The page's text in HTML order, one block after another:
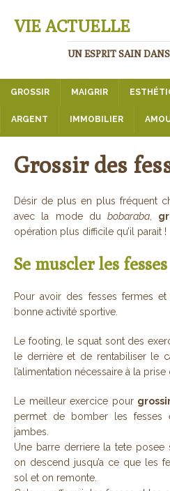
VIE ACTUELLE
UN ESPRIT SAIN
GROSSIR MAIGRIR
ARGENT IMMOBILIER
Grossir des
Désir de plus en plus fréquent
avec la mode dubobaraba
opération plus difficile qu’il parait !
Se muscler les fesses
Pour avoir des fesses fermes
bonne activité sportive.
Le footing, le squat sont des
le derrière et de rentabiliser le
l’alimentation nécessaire à la prise
Le meilleur exercice pour
permet de bomber les fesses
jambes.
Une barre derriere la tete posee
on descend jusqu’a ce que les
sol et on remonte.